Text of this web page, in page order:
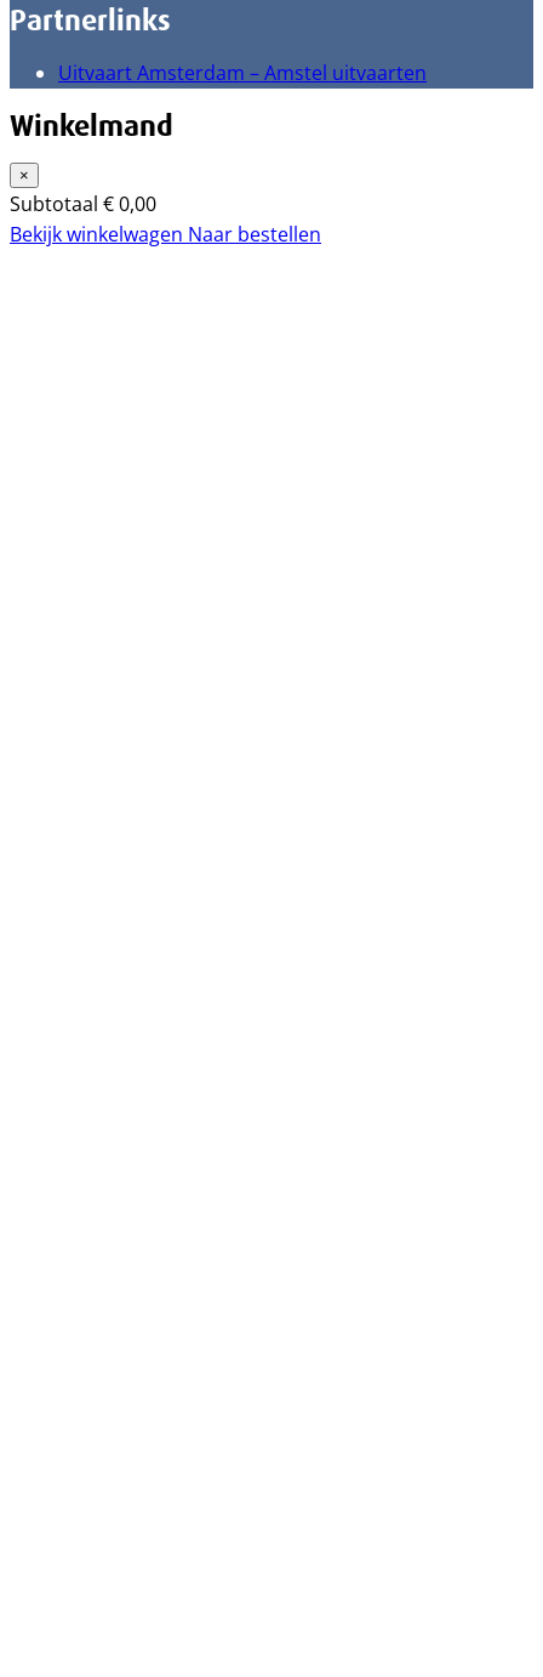
Partnerlinks
Uitvaart Amsterdam – Amstel uitvaarten
Winkelmand
×
Subtotaal €0,00
Bekijk winkelwagen Naar bestellen